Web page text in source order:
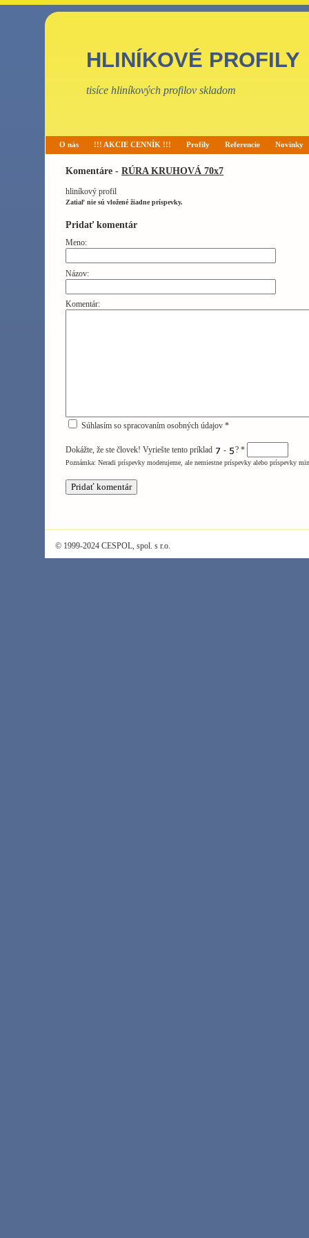
HLINÍKOVÉ PROFILY
tisíce hliníkových profilov skladom
O nás !!! AKCIE CENNÍK !!! Profily Referencie Novinky
Komentáre - RÚRA KRUHOVÁ 70x7
hliníkový profil
Zatiaľ nie sú vložené žiadne príspevky.
Pridať komentár
Meno:
Názov:
Komentár:
Súhlasím so spracovaním osobných údajov *
Dokážte, že ste človek! Vyriešte tento príklad - ? *
Poznámka: Neradi príspevky moderujeme, ale nemiestne príspevky alebo príspevky
© 1999-2024 CESPOL, spol. s r.o.